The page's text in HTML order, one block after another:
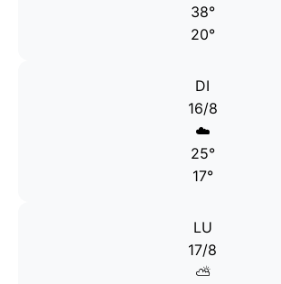
38°
20°
DI
16/8
☁️
25°
17°
LU
17/8
⛅